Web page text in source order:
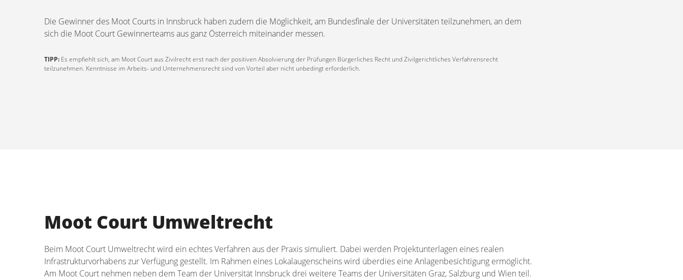
Die Gewinner des Moot Courts in Innsbruck haben zudem die Möglichkeit, am Bundesfinale der Universitäten teilzunehmen, an dem
sich die Moot Court Gewinnerteams aus ganz Österreich miteinander messen.
TIPP: Es empfiehlt sich, am Moot Court aus Zivilrecht erst nach der positiven Absolvierung der Prüfungen Bürgerliches Recht und Zivilgerichtliches Verfahrensrecht
teilzunehmen. Kenntnisse im Arbeits- und Unternehmensrecht sind von Vorteil aber nicht unbedingt erforderlich.
Moot Court Umweltrecht
Beim Moot Court Umweltrecht wird ein echtes Verfahren aus der Praxis simuliert. Dabei werden Projektunterlagen eines realen
Infrastrukturvorhabens zur Verfügung gestellt. Im Rahmen eines Lokalaugenscheins wird überdies eine Anlagenbesichtigung ermöglicht.
Am Moot Court nehmen neben dem Team der Universität Innsbruck drei weitere Teams der Universitäten Graz, Salzburg und Wien teil.